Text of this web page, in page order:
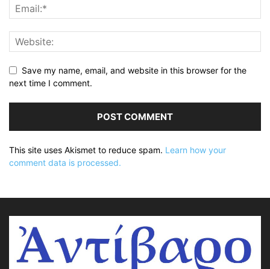
Save my name, email, and website in this browser for the
next time I comment.
This site uses Akismet to reduce spam. Learn how your
comment data is processed.